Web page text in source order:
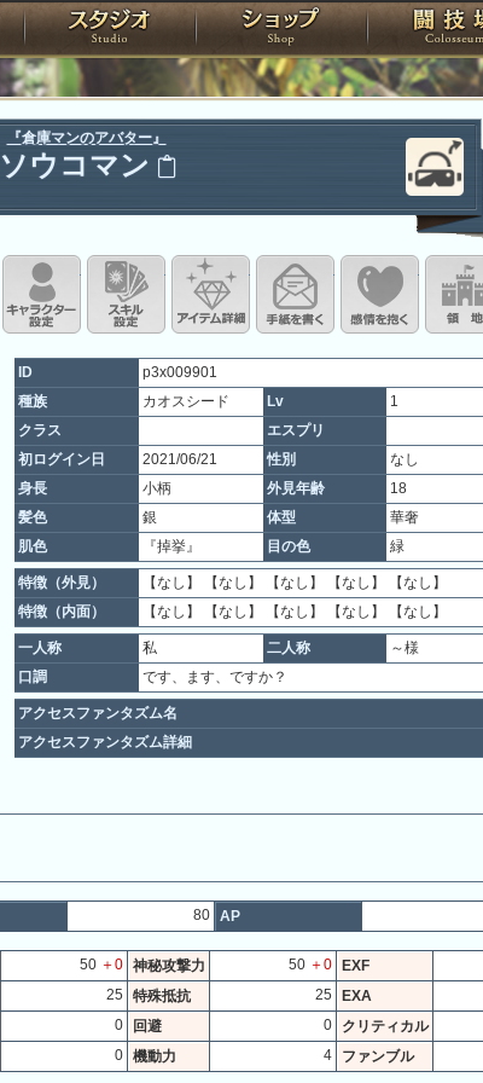
アトリエ スタジオ ショップ
『倉庫マンのアバター』
ソウコマン
ステータス画像変更キャラクター設定
スキル設定 アイテム詳細手紙を書く このキ
ID
p3x009901
種族
カオスシード Lv
1
クラス
エスプリ
初ログイン日
2021/06/21 性別
なし
身長
小柄 外見年齢
18
髪色
銀 体型
華奢
肌色
『掉挙』 目の色 緑
特徴（外見）
【なし】 【なし】 【なし】 【なし】 【なし】
特徴（内面）
【なし】 【なし】 【なし】 【なし】 【なし】
一人称 私 二人称
～様
口調
です、ます、ですか？
アクセスファンタズム名
アクセスファンタズム詳細
80 AP
50 ＋0 神秘攻撃力 50 ＋0 EXF
25 特殊抵抗 25 EXA
0 回避 0 クリティカル
0 機動力 4 ファンブル